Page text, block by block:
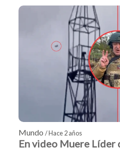
Mundo / Hace 2 años
En video Muere Líder